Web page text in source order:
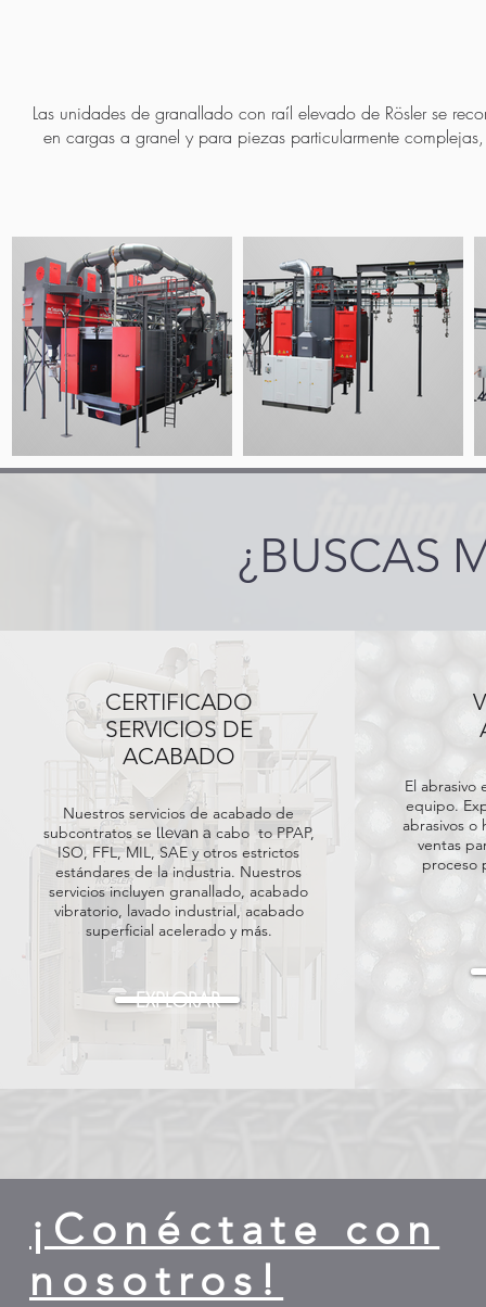
Las unidades de granallado con raíl elevado de Rösler se
en cargas a granel y para piezas particularmente
¿BUSCAS
CERTIFICADO
SERVICIOS DE
ACABADO
Nuestros servicios de acabado de
subcontratos se llevan a cabo to PPAP,
ISO, FFL, MIL, SAE y otros estrictos
estándares de la industria. Nuestros
servicios incluyen granallado, acabado
vibratorio, lavado industrial, acabado
superficial acelerado y más.
EXPLORAR
El abrasivo
equipo.
abrasivos
ventas
proceso
¡Conéctate con
nosotros!